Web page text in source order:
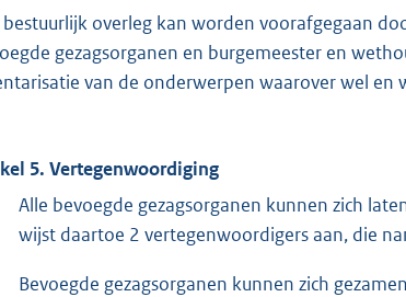
overleg kan worden voorafgegaan
gezagsorganen en burgemeester en
van de onderwerpen waarover wel en
5. Vertegenwoordiging
Alle bevoegde gezagsorganen kunnen zich
wijst daartoe 2 vertegenwoordigers aan, die
Bevoegde gezagsorganen kunnen zich